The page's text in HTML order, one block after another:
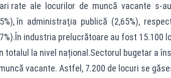
rate ale locurilor de muncă vacante
în administraţia publică (2,65%),
industria prelucrătoare au fost 15.100
totalul la nivel național.Sectorul bugetar a
vacante. Astfel, 7.200 de locuri se